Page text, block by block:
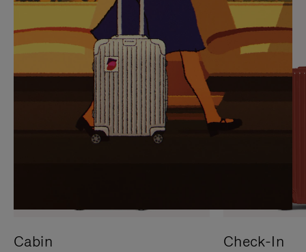
TE
PAUZEREN
DRUK
HIER
OM
HET
DEMPEN
OP
Cabin Check-In